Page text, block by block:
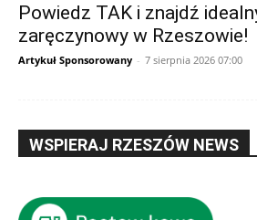
Powiedz TAK i znajdź
zaręczynowy w Rzeszowie!
Artykuł Sponsorowany - 7 sierpnia 2026 07:00
WSPIERAJ RZESZÓW NEWS